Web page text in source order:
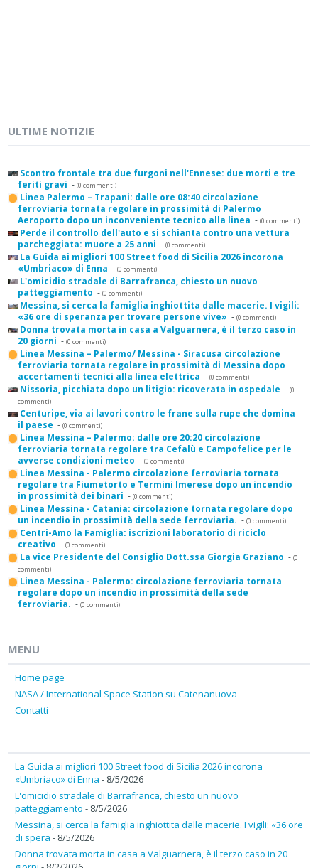
ULTIME NOTIZIE
Scontro frontale tra due furgoni nell'Ennese: due morti e tre
feriti gravi - (0 commenti)
Linea Palermo – Trapani: dalle ore 08:40 circolazione
ferroviaria tornata regolare in prossimità di Palermo
Aeroporto dopo un inconveniente tecnico alla linea - (0 commenti)
Perde il controllo dell'auto e si schianta contro una vettura
parcheggiata: muore a 25 anni - (0 commenti)
La Guida ai migliori 100 Street food di Sicilia 2026 incorona
«Umbriaco» di Enna - (0 commenti)
L'omicidio stradale di Barrafranca, chiesto un nuovo
patteggiamento - (0 commenti)
Messina, si cerca la famiglia inghiottita dalle macerie. I vigili:
«36 ore di speranza per trovare persone vive» - (0 commenti)
Donna trovata morta in casa a Valguarnera, è il terzo caso in
20 giorni - (0 commenti)
Linea Messina – Palermo/ Messina - Siracusa circolazione
ferroviaria tornata regolare in prossimità di Messina dopo
accertamenti tecnici alla linea elettrica - (0 commenti)
Nissoria, picchiata dopo un litigio: ricoverata in ospedale - (0
commenti)
Centuripe, via ai lavori contro le frane sulla rupe che domina
il paese - (0 commenti)
Linea Messina – Palermo: dalle ore 20:20 circolazione
ferroviaria tornata regolare tra Cefalù e Campofelice per le
avverse condizioni meteo - (0 commenti)
Linea Messina - Palermo circolazione ferroviaria tornata
regolare tra Fiumetorto e Termini Imerese dopo un incendio
in prossimità dei binari - (0 commenti)
Linea Messina - Catania: circolazione tornata regolare dopo
un incendio in prossimità della sede ferroviaria. - (0 commenti)
Centri-Amo la Famiglia: iscrizioni laboratorio di riciclo
creativo - (0 commenti)
La vice Presidente del Consiglio Dott.ssa Giorgia Graziano - (0
commenti)
Linea Messina - Palermo: circolazione ferroviaria tornata
regolare dopo un incendio in prossimità della sede
ferroviaria. - (0 commenti)
MENU
Home page
NASA / International Space Station su Catenanuova
Contatti
La Guida ai migliori 100 Street food di Sicilia 2026 incorona
«Umbriaco» di Enna - 8/5/2026
L'omicidio stradale di Barrafranca, chiesto un nuovo
patteggiamento - 8/5/2026
Messina, si cerca la famiglia inghiottita dalle macerie. I vigili: «36 ore
di spera - 8/5/2026
Donna trovata morta in casa a Valguarnera, è il terzo caso in 20